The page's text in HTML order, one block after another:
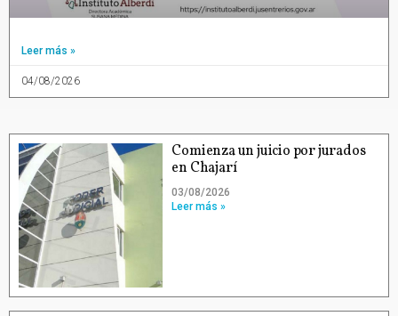
Leer más »
04/08/2026
Comienza un juicio por jurados
en Chajarí
03/08/2026
Leer más »